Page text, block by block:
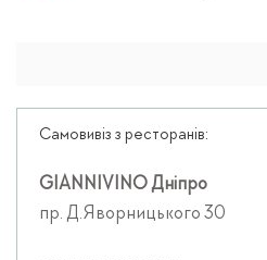
Самовивіз з ресторанів:
GIANNIVINO Дніпро
пр. Д.Яворницького 30